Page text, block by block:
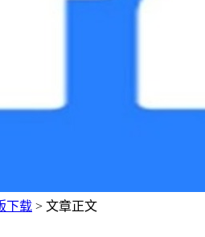
下载 > 文章正文